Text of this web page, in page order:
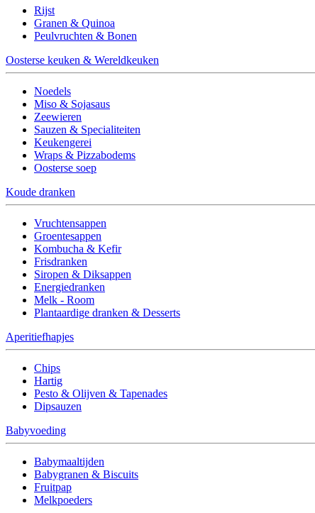
Rijst
Granen & Quinoa
Peulvruchten & Bonen
Oosterse keuken & Wereldkeuken
Noedels
Miso & Sojasaus
Zeewieren
Sauzen & Specialiteiten
Keukengerei
Wraps & Pizzabodems
Oosterse soep
Koude dranken
Vruchtensappen
Groentesappen
Kombucha & Kefir
Frisdranken
Siropen & Diksappen
Energiedranken
Melk - Room
Plantaardige dranken & Desserts
Aperitiefhapjes
Chips
Hartig
Pesto & Olijven & Tapenades
Dipsauzen
Babyvoeding
Babymaaltijden
Babygranen & Biscuits
Fruitpap
Melkpoeders